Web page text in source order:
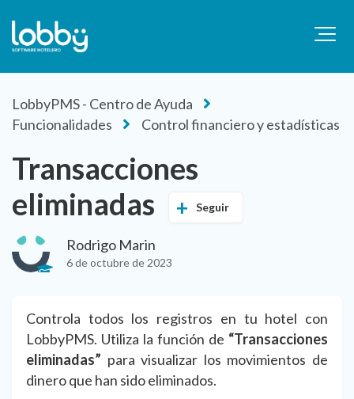
LobbyPMS - Centro de Ayuda
Funcionalidades
Control financiero y estadísticas
Transacciones
eliminadas
Seguir
Rodrigo Marin
6 de octubre de 2023
Controla todos los registros en tu hotel con
LobbyPMS. Utiliza la función de “Transacciones
eliminadas” para visualizar los movimientos de
dinero que han sido eliminados.